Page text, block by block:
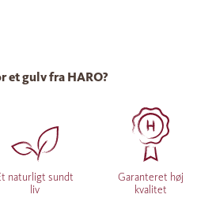
et gulv fra HARO?
naturligt sundt
liv
Garanteret høj
kvalitet